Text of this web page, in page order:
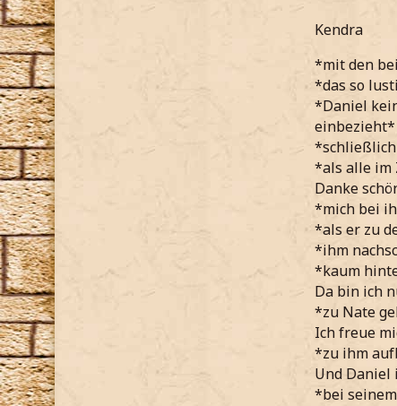
Kendra
*mit den
*das so
*Daniel
einbezieht*
*als alle im
Danke
*mich bei
*als er zu
*ihm
*kaum
Da bin ich
*zu Nate
Ich freue
*zu ihm
Und Daniel
*bei